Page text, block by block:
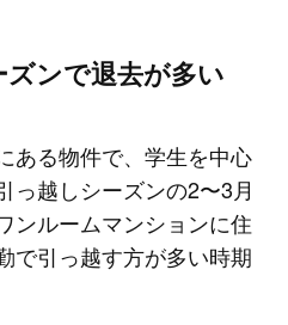
ンで退去が多い
ある物件で、学生を中心
っ越しシーズンの2〜3月
ンルームマンションに住
で引っ越す方が多い時期